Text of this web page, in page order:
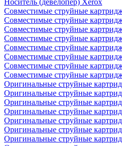
Носитель (девелопер) Xerox
Совместимые струйные
Совместимые струйные
Совместимые струйные
Совместимые струйные
Совместимые струйные
Совместимые струйные
Совместимые струйные
Совместимые струйные
Оригинальные струйные
Оригинальные струйные
Оригинальные струйные
Оригинальные струйные
Оригинальные струйные
Оригинальные струйные
Оригинальные струйные